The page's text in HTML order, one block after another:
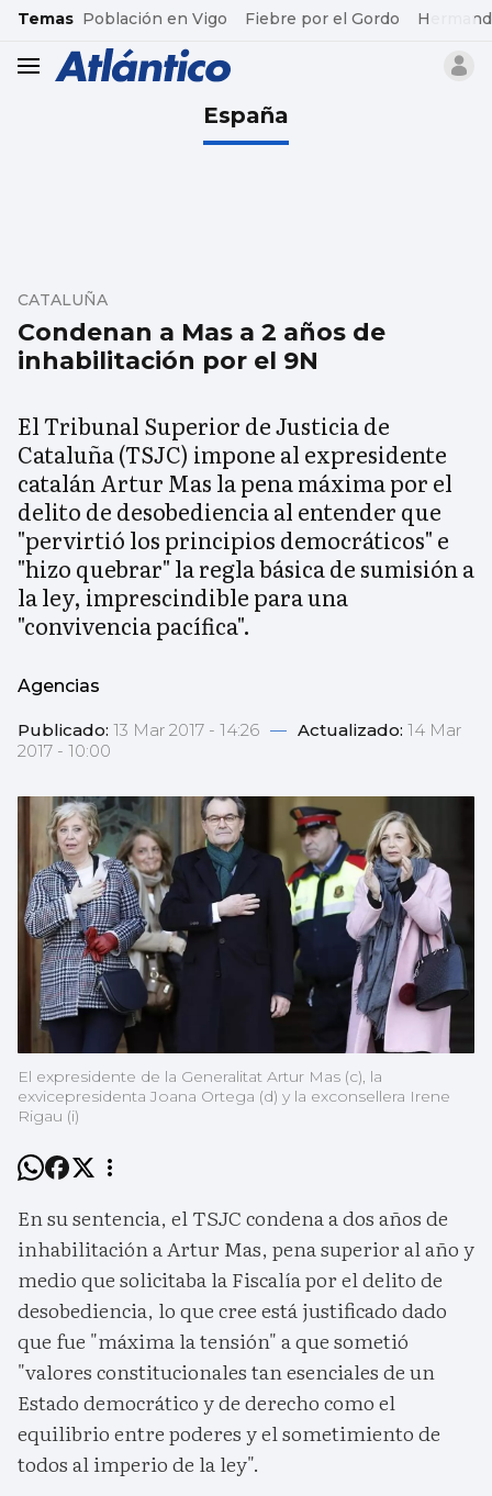
common.go-to-content
Temas Población en Vigo Fiebre por el Gordo
header.menu.open
España
Condenan a Mas a 2 años de
inhabilitación por el 9N
CATALUÑA
El Tribunal Superior de Justicia de
Cataluña (TSJC) impone al expresidente
catalán Artur Mas la pena máxima por el
delito de desobediencia al entender que
"pervirtió los principios democráticos" e
"hizo quebrar" la regla básica de sumisión a
la ley, imprescindible para una
"convivencia pacífica".
Agencias
Publicado: 13 Mar 2017 - 14:26 — Actualizado: 14 Mar
2017 - 10:00
El expresidente de la Generalitat Artur Mas (c), la
exvicepresidenta Joana Ortega (d) y la exconsellera Irene
Rigau (i)
En su sentencia, el TSJC condena a dos años de
inhabilitación a Artur Mas, pena superior al año y
medio que solicitaba la Fiscalía por el delito de
desobediencia, lo que cree está justificado dado
que fue "máxima la tensión" a que sometió
"valores constitucionales tan esenciales de un
Estado democrático y de derecho como el
equilibrio entre poderes y el sometimiento de
todos al imperio de la ley".